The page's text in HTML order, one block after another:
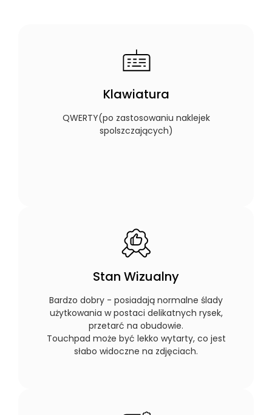
Klawiatura
QWERTY(po zastosowaniu naklejek
spolszczających)
Stan Wizualny
Bardzo dobry - posiadają normalne ślady
użytkowania w postaci delikatnych rysek,
przetarć na obudowie.
Touchpad może być lekko wytarty, co jest
słabo widoczne na zdjęciach.